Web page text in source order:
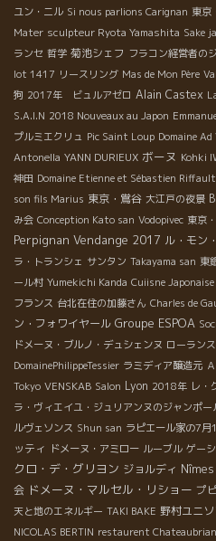
ユン・ニル Si nous parlions Carignan 東京
Mater sculpteur Ryota Yamashita Sake
ランセ 哲学 菊池シェフ フラコン経営者の
lot 1417 リースリング Mas de Mon Père
狗 2017年 ビュルアゼロ Alain Castex
S.A.I.N 2018 Nouveaux au Japon
プルミエクリュ Pic Saint Loup Domaine Ad
Antonella YANN DURIEUX ボーヌ Kohki
神田 Domaine Etienne et Sébastien Riffault
son fils Marius 東京・鴬谷 大江戸の夜景
み会 Conception Kato san Vodopivec 東京
Perpignan Vendange 2017 ル・モン
ラ・トランシェ サンタン Takayama san 東
ール村 Yumekichi Kanda Cuiisne Japonaise
フランス 台北在住の加藤さん Charles de
ン・フォワイヤール Groupe ESPOA
ドメーヌ・ブルノ・デュシェンヌ ローラン
DomainePhilippeTessier ラミディア醸造元
Tokyo VENSKAB Salon Lyon 2018年 レ・
ラ・ヴィエイユ・ジュリアンヌのジャンポー
ルヴェソンス Shun san ラピエール家の7月
ッティ ドメーヌ・アミロー ルーブル ゲー
クロ・デ・グリヨン ジョルディ Nîmes
会 ドメーヌ・マルセル・リショー プ
天と地のエネルギー TAKI BAKE 野村ユニ
NICOLAS BERTIN restaurent